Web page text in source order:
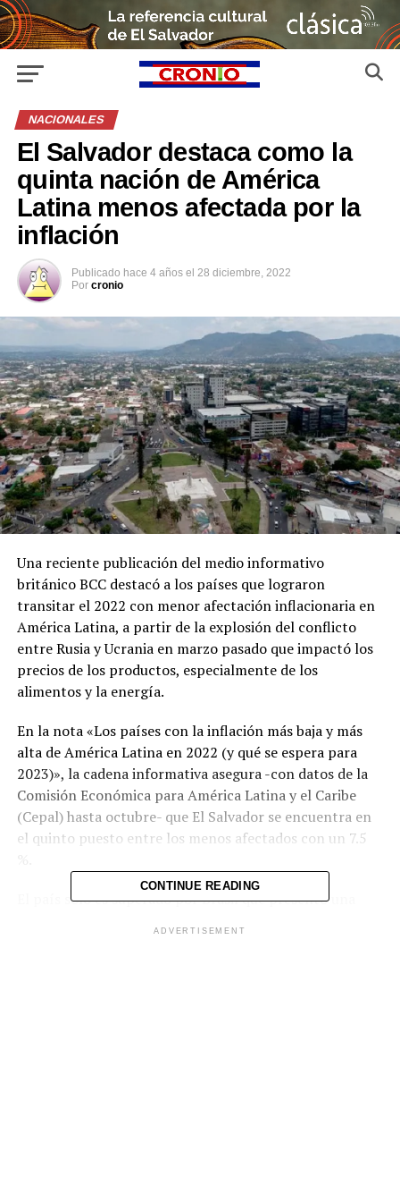
NACIONALES
El Salvador destaca como la
quinta nación de América
Latina menos afectada por la
inflación
Publicado hace 4 años el 28 diciembre, 2022
Por cronio
Una reciente publicación del medio informativo
británico BCC destacó a los países que lograron
transitar el 2022 con menor afectación inflacionaria en
América Latina, a partir de la explosión del conflicto
entre Rusia y Ucrania en marzo pasado que impactó los
precios de los productos, especialmente de los
alimentos y la energía.
En la nota «Los países con la inflación más baja y más
alta de América Latina en 2022 (y qué se espera para
2023)», la cadena informativa asegura -con datos de la
Comisión Económica para América Latina y el Caribe
(Cepal) hasta octubre- que El Salvador se encuentra en
el quinto puesto entre los menos afectados con un 7.5
El país solo es superado por Brasil que presentó una
CONTINUE READING
ADVERTISEMENT